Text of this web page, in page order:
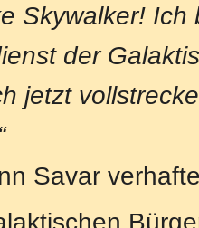
Skywalker!
der
jetzt
Savar